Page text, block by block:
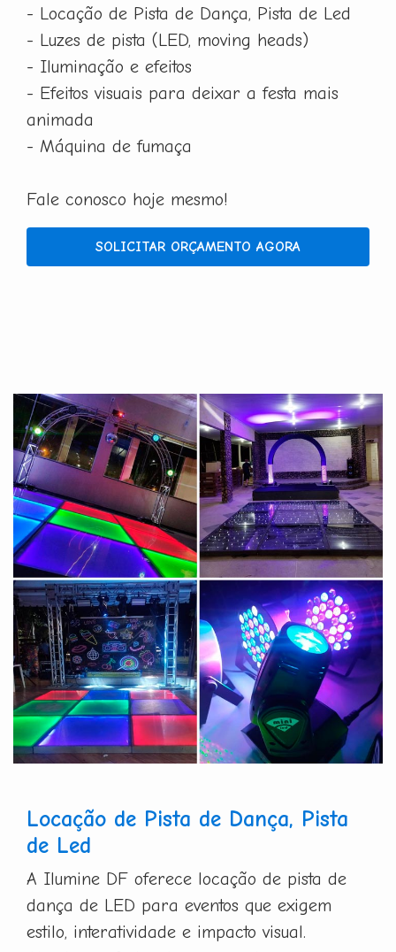
- Locação de Pista de Dança, Pista de Led
- Luzes de pista (LED, moving heads)
- Iluminação e efeitos
- Efeitos visuais para deixar a festa mais
animada
- Máquina de fumaça
Fale conosco hoje mesmo!
SOLICITAR ORÇAMENTO AGORA
Locação de Pista de Dança, Pista
de Led
A Ilumine DF oferece locação de pista de
dança de LED para eventos que exigem
estilo, interatividade e impacto visual.